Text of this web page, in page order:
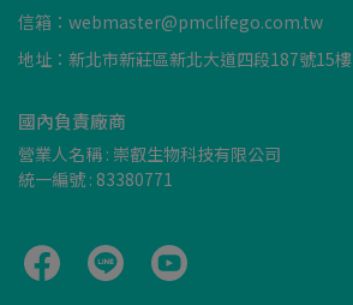
信箱：webmaster@pmclifego.com.tw
地址：新北市新莊區新北大道四段187號15樓
國內負責廠商
營業人名稱 : 崇叡生物科技有限公司
統一編號 : 83380771